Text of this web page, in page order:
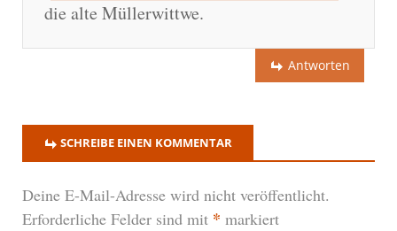
die alte Müllerwittwe.
Antworten
SCHREIBE EINEN KOMMENTAR
Deine E-Mail-Adresse wird nicht veröffentlicht.
Erforderliche Felder sind mit * markiert